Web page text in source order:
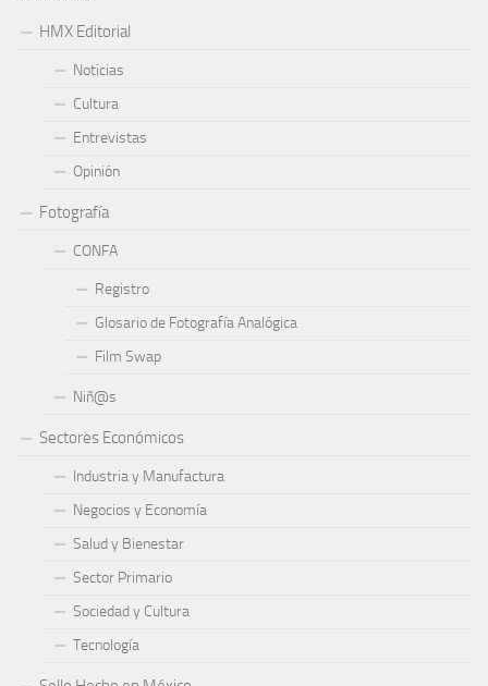
HMX Editorial
Noticias
Cultura
Entrevistas
Opinión
Fotografía
CONFA
Registro
Glosario de Fotografía Analógica
Film Swap
Niñ@s
Sectores Económicos
Industria y Manufactura
Negocios y Economía
Salud y Bienestar
Sector Primario
Sociedad y Cultura
Tecnología